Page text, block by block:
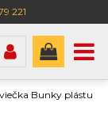
221
Bunky plástu